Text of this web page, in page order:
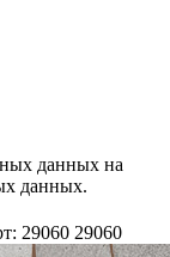
данных на
данных.
29060 29060